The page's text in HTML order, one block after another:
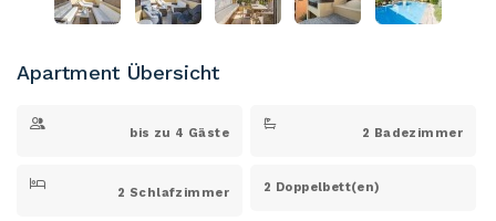
Apartment Übersicht
bis zu 4 Gäste 2 Badezimmer
2 Schlafzimmer 2 Doppelbett(en)